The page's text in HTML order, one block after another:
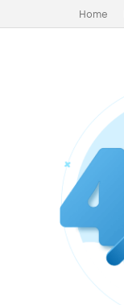
Home